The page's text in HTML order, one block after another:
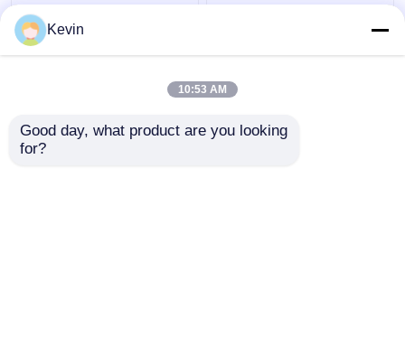
9 pièces de scie à
trous en carbure de
tungstène 33-83 mm
Ensemble de 7 scies
marbre
Kevin
10:53 AM
Good day, what product are you looking
for?